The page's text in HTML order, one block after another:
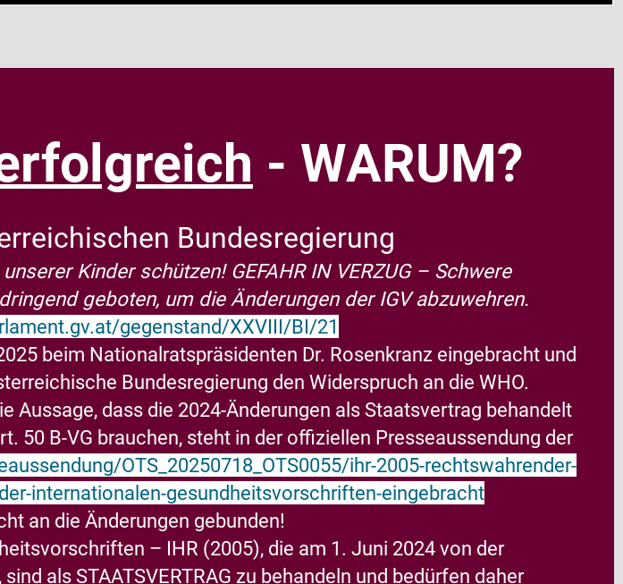
- WARUM?
Bundesregierung
Kinder schützen! GEFAHR IN VERZUG – Schwere
geboten, um die Änderungen der IGV abzuwehren.
gegenstand/XXVIII/BI/21
beim Nationalratspräsidenten Dr. Rosenkranz eingebracht und
Bundesregierung den Widerspruch an die WHO.
Aussage, dass die 2024-Änderungen als Staatsvertrag behandelt
50 B-VG brauchen, steht in der offiziellen Presseaussendung der
OTS_20250718_OTS0055/ihr-2005-rechtswahrender-
internationalen-gesundheitsvorschriften-eingebracht
an die Änderungen gebunden!
– IHR (2005), die am 1. Juni 2024 von der
sind als STAATSVERTRAG zu behandeln und bedürfen daher